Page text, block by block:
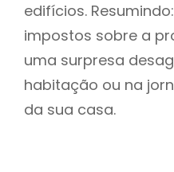
edifícios.
impostos sobre a
uma surpresa
habitação ou na
da sua casa.